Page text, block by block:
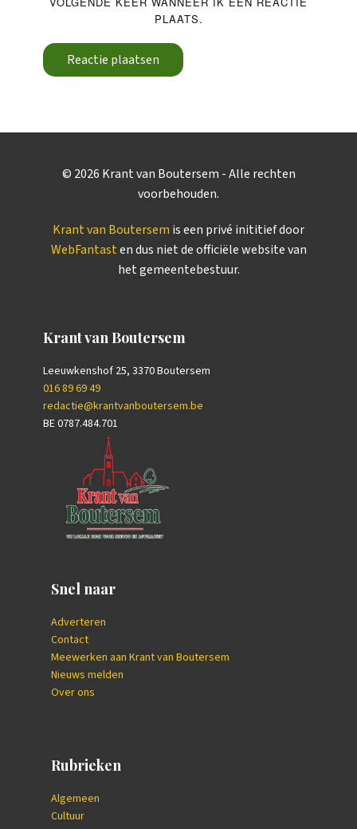
PLAATS.
Reactie plaatsen
© 2026 Krant van Boutersem - Alle rechten
voorbehouden.
Krant van Boutersem is een privé inititief door
WebFantasten dus niet de officiële website van
het gemeentebestuur.
Krant van Boutersem
Leeuwkenshof 25, 3370 Boutersem
016 89 69 49
redactie@krantvanboutersem.be
BE 0787.484.701
Snel naar
Adverteren
Contact
Meewerken aan Krant van Boutersem
Nieuws melden
Over ons
Rubrieken
Algemeen
Cultuur